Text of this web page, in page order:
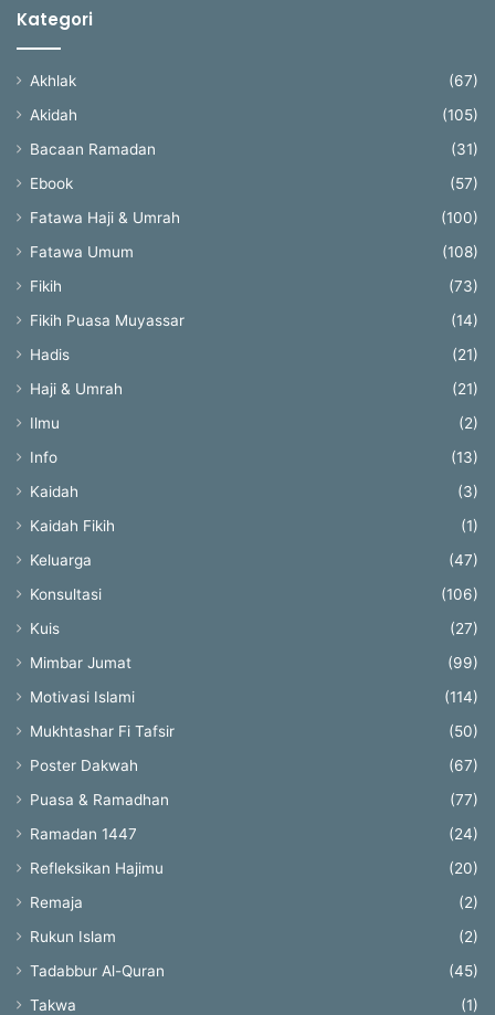
Kategori
Akhlak
(67)
Akidah
(105)
Bacaan Ramadan
(31)
Ebook
(57)
Fatawa Haji & Umrah
(100)
Fatawa Umum
(108)
Fikih
(73)
Fikih Puasa Muyassar
(14)
Hadis
(21)
Haji & Umrah
(21)
Ilmu
(2)
Info
(13)
Kaidah
(3)
Kaidah Fikih
(1)
Keluarga
(47)
Konsultasi
(106)
Kuis
(27)
Mimbar Jumat
(99)
Motivasi Islami
(114)
Mukhtashar Fi Tafsir
(50)
Poster Dakwah
(67)
Puasa & Ramadhan
(77)
Ramadan 1447
(24)
Refleksikan Hajimu
(20)
Remaja
(2)
Rukun Islam
(2)
Tadabbur Al-Quran
(45)
Takwa
(1)